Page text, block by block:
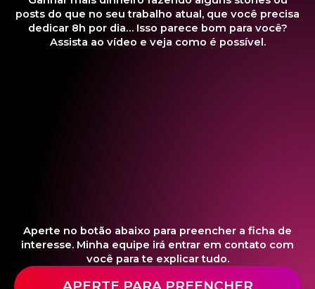
posts do que no seu trabalho atual, que você precisa
dedicar 8h por dia… Isso parece bom para você?
Assista ao vídeo e veja como é possível.
Aperte no botão abaixo para preencher a ficha de
interesse. Minha equipe irá entrar em contato com
você para te explicar tudo.